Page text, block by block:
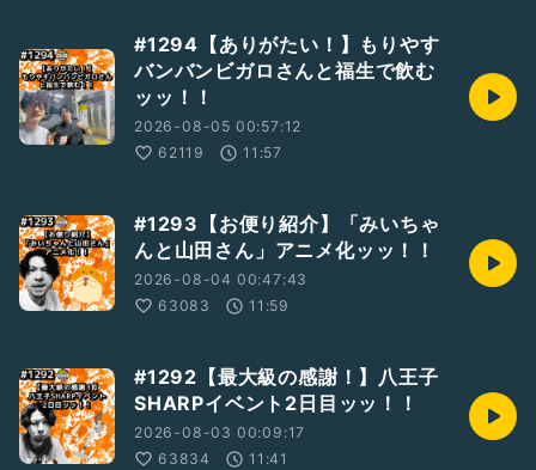
#お便り募集中
#お笑い
#ひとり語り
#蓮華
#山下隆章
#漫才
#東京
#八王子
#吉本興業
#レンゲラジオ
#1294【ありがたい！】もりやす
バンバンビガロさんと福生で飲む
ッッ！！
2026-08-05 00:57:12
62119
11:57
#1293【お便り紹介】「みいちゃ
んと山田さん」アニメ化ッッ！！
2026-08-04 00:47:43
63083
11:59
#1292【最大級の感謝！】八王子
SHARPイベント2日目ッッ！！
2026-08-03 00:09:17
63834
11:41